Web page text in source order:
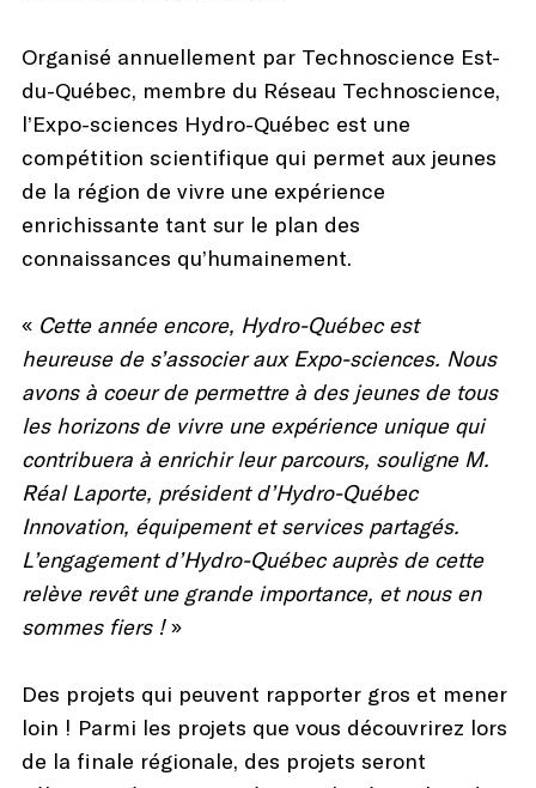
Organisé annuellement par Technoscience Est-
du-Québec, membre du Réseau Technoscience,
l’Expo-sciences Hydro-Québec est une
compétition scientifique qui permet aux jeunes
de la région de vivre une expérience
enrichissante tant sur le plan des
connaissances qu’humainement.
« Cette année encore, Hydro-Québec est
heureuse de s’associer aux Expo-sciences. Nous
avons à coeur de permettre à des jeunes de tous
les horizons de vivre une expérience unique qui
contribuera à enrichir leur parcours, souligne M.
Réal Laporte, président d’Hydro-Québec
Innovation, équipement et services partagés.
L’engagement d’Hydro-Québec auprès de cette
relève revêt une grande importance, et nous en
sommes fiers !»
Des projets qui peuvent rapporter gros et mener
loin ! Parmi les projets que vous découvrirez lors
de la finale régionale, des projets seront